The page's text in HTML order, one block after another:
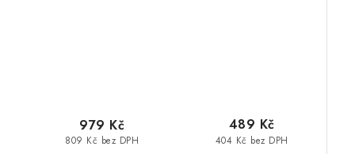
809 Kč bez DPH
979 Kč
404 Kč bez DPH
489 Kč